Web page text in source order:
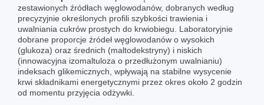
zestawionych źródłach węglowodanów, dobranych według
precyzyjnie określonych profili szybkości trawienia i
uwalniania cukrów prostych do krwiobiegu. Laboratoryjnie
dobrane proporcje źródeł węglowodanów o wysokich
(glukoza) oraz średnich (maltodekstryny) i niskich
(innowacyjna izomaltuloza o przedłużonym uwalnianiu)
indeksach glikemicznych, wpływają na stabilne wysycenie
krwi składnikami energetycznymi przez okres około 2 godzin
od momentu przyjęcia odżywki.